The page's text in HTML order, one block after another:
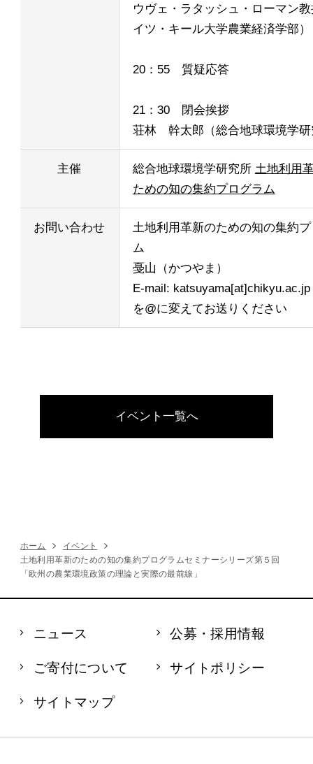
ウヴェ・ラタッシュ・ローマン
イツ・キール大学農業経済学部）
20：55 質疑応答
21：30 閉会挨拶
荘林 幹太郎（総合地球環境学研
主催 総合地球環境学研究所 土地利用
ための知の集約プログラム
お問い合わせ
土地利用革新のための知の集約
ム
戞山（かつやま）
E-mail:
を@に変えてお送りください
イベント一覧へ
ホーム
イベント
土地利用革新のための知の集約プログラムセミナーシリーズ第５回
「欧州の農業環境政策の理論と実際の最前線」
ニュース 公募・採用情報
ご寄付について サイトポリシー
サイトマップ